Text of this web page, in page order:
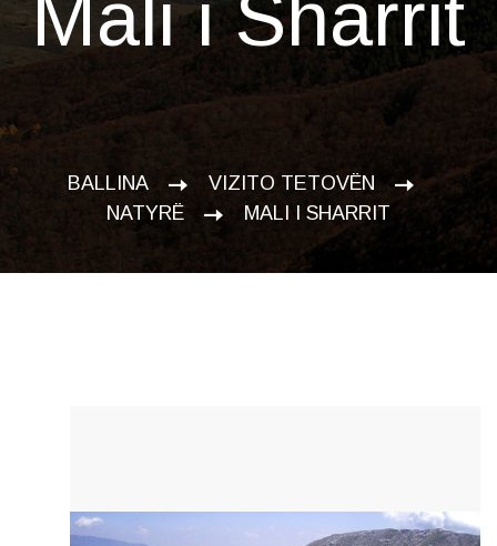
Mali i Sharrit
BALLINA
VIZITO TETOVËN
NATYRË
MALI I SHARRIT